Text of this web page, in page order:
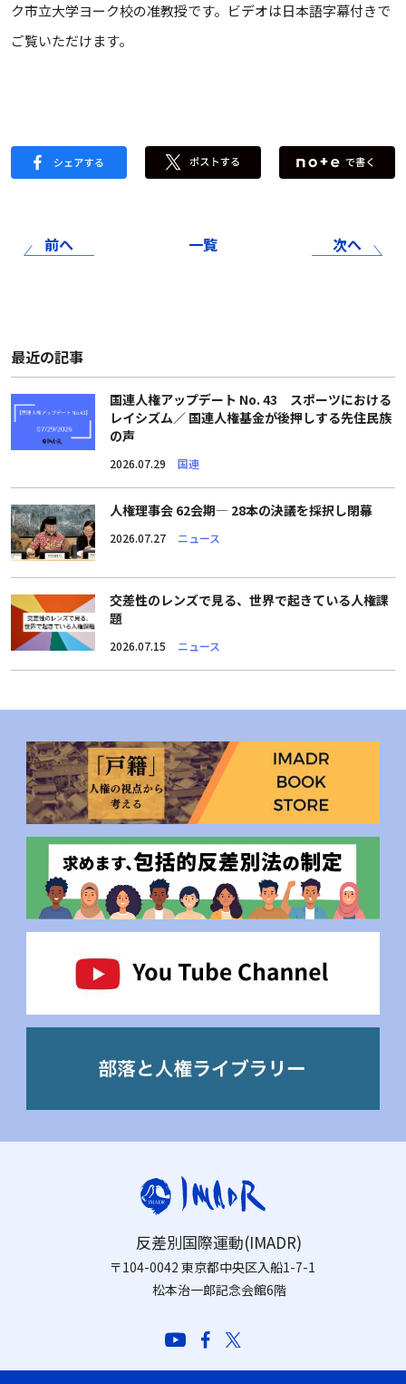
ク市立大学ヨーク校の准教授です。ビデオは日本語字幕付きで
ご覧いただけます。
前へ 一覧 次へ
最近の記事
国連人権アップデート No. 43 スポーツにおける
レイシズム／ 国連人権基金が後押しする先住民族
の声
2026.07.29 国連
人権理事会 62会期― 28本の決議を採択し閉幕
2026.07.27 ニュース
交差性のレンズで見る、世界で起きている人権課
題
2026.07.15 ニュース
反差別国際運動(IMADR)
〒104-0042 東京都中央区入船1-7-1
松本治一郎記念会館6階